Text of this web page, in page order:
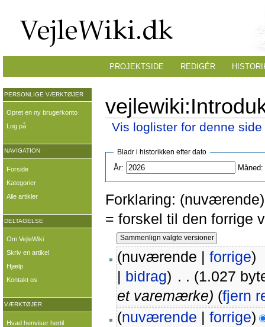
Vis loglister for denne side
Bladr i historikken efter dato
År:
Måned:
Forklaring:
= forskel til den forrige
(nuværende |forrige)
| bidrag) . . (1.027
et varemærke) (fjern
(nuværende |forrige)
PROJEKTSIDE REDIGÉR
PERSONLIGE VÆRKTØJER
Opret en ny brugerkonto
Log på
NAVIGATION
Forside
Kategorier
Alle artikler
DELTAGELSE
Om VejleWiki
Skriv en artikel
Hjælp
Kontakt os
VÆRKTØJER
Hvad henviser hertil